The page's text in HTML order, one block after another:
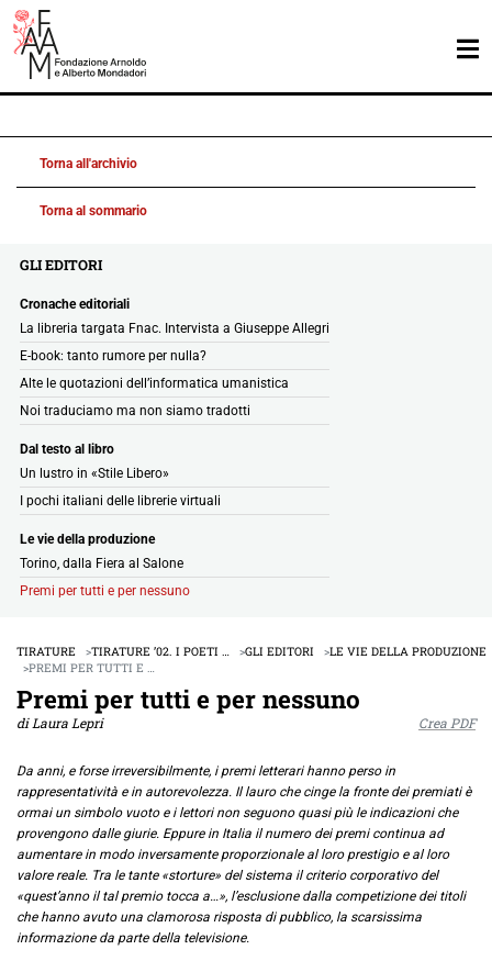
Torna all'archivio
Torna al sommario
GLI EDITORI
Cronache editoriali
La libreria targata Fnac. Intervista a Giuseppe Allegri
E-book: tanto rumore per nulla?
Alte le quotazioni dell’informatica umanistica
Noi traduciamo ma non siamo tradotti
Dal testo al libro
Un lustro in «Stile Libero»
I pochi italiani delle librerie virtuali
Le vie della produzione
Torino, dalla Fiera al Salone
Premi per tutti e per nessuno
TIRATURE TIRATURE ’02. I POETI … GLI EDITORI
LE VIE DELLA PRODUZIONE
PREMI PER TUTTI E …
Premi per tutti e per nessuno
di Laura Lepri Crea PDF
Da anni, e forse irreversibilmente, i premi letterari hanno perso in
rappresentatività e in autorevolezza. Il lauro che cinge la fronte dei premiati è
ormai un simbolo vuoto e i lettori non seguono quasi più le indicazioni che
provengono dalle giurie. Eppure in Italia il numero dei premi continua ad
aumentare in modo inversamente proporzionale al loro prestigio e al loro
valore reale. Tra le tante «storture» del sistema il criterio corporativo del
«quest’anno il tal premio tocca a…», l’esclusione dalla competizione dei titoli
che hanno avuto una clamorosa risposta di pubblico, la scarsissima
informazione da parte della televisione.